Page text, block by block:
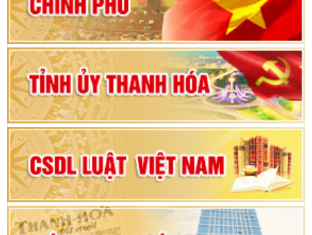
vì sự phát triển của đất nước
Bộ Chính trị duyệt nội dung Đại hội đại biểu
Đảng bộ tỉnh Thanh Hóa lần thứ XX, nhiệm kỳ
2025 - 2030
Đại hội đại biểu Đảng bộ xã Yên Thọ lần thứ I,
nhiệm kỳ 2025 – 2030
Đại hội Đảng bộ xã Yên Ninh lần thứ nhất,
nhiệm kỳ 2025 - 2030
Khai mạc Kỳ họp bất thường lần thứ 9, Quốc
hội khóa XV